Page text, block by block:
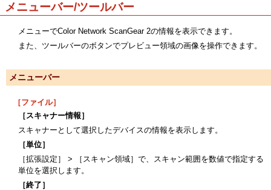
メニューバー/ツールバー
メニューでColor Network ScanGear 2の情報を表示できます。
また、ツールバーのボタンでプレビュー領域の画像を操作できます。
メニューバー
［ファイル］
［スキャナー情報］
スキャナーとして選択したデバイスの情報を表示します。
［単位］
［拡張設定］ > ［スキャン領域］で、スキャン範囲を数値で指定する
単位を選択します。
［終了］